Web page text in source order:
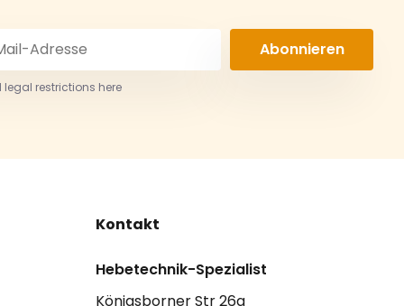
Abonnieren
legal restrictions here
Kontakt
Hebetechnik-Spezialist
Königsborner Str 26a